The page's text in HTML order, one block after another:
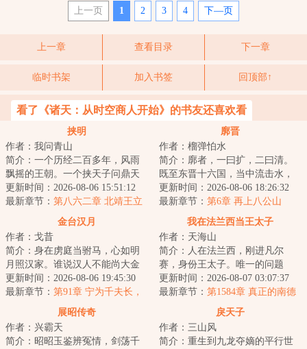
上一页 1 2 3 4 下—页
上一章 查看目录 下一章
临时书架 加入书签 回顶部↑
看了《诸天：从时空商人开始》的书友还喜欢看
挟明
作者：我问青山
简介：一个历经二百多年，风雨
飘摇的王朝。一个挟天子问鼎天
下的枭雄。清兵入关，乱我中
华。明末乱局如何...
更新时间：2026-08-06 15:51:12
最新章节： 第八六二章 北靖王立
廓晋
作者：榴弹怕水
简介：廓者，一曰扩，二曰清。
既至东晋十六国，当中流击水，
矢志北伐，先驱中原五胡，再扫
朝堂士族门阀。...
更新时间：2026-08-06 18:26:32
最新章节： 第6章 再上八公山
金台汉月
作者：戈昔
简介：身在虏庭当驸马，心如明
月照汉家。谁说汉人不能尚大金
公主？李朔重生金朝，先冒外戚
之位，后谋驸马...
更新时间：2026-08-06 19:45:30
最新章节： 第91章 宁为千夫长，
我在法兰西当王太子
作者：天海山
简介：人在法兰西，刚进凡尔
赛，身份王太子。唯一的问题
是，现任国王是路易十六，两年
后就会被咔嚓……既...
更新时间：2026-08-07 03:07:37
最新章节： 第1584章 真正的南德
展昭传奇
作者：兴霸天
简介：昭昭玉鉴辨冤情，剑荡千
戾天子
作者：三山风
简介：重生到九龙夺嫡的平行世